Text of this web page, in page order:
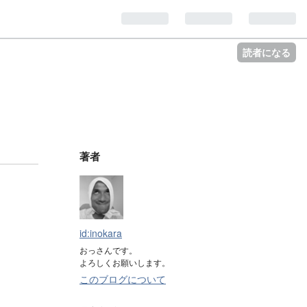
読者になる
著者
id:inokara
おっさんです。
よろしくお願いします。
このブログについて